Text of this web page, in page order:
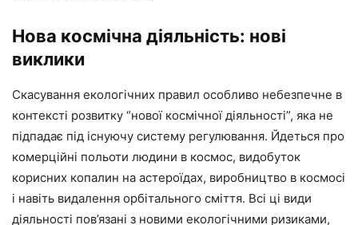
Нова космічна діяльність: нові
виклики
Скасування екологічних правил особливо небезпечне в
контексті розвитку “нової космічної діяльності”, яка не
підпадає під існуючу систему регулювання. Йдеться про
комерційні польоти людини в космос, видобуток
корисних копалин на астероїдах, виробництво в космосі
і навіть видалення орбітального сміття. Всі ці види
діяльності пов’язані з новими екологічними ризиками,